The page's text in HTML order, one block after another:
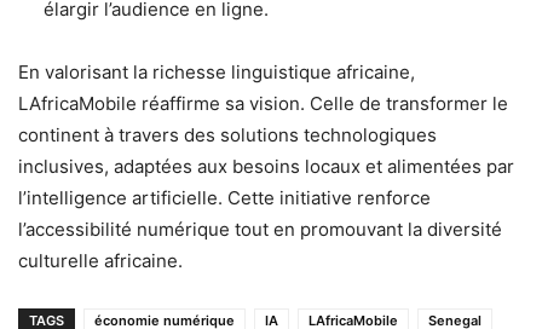
élargir l’audience en ligne.
En valorisant la richesse linguistique africaine,
LAfricaMobile réaffirme sa vision. Celle de transformer le
continent à travers des solutions technologiques
inclusives, adaptées aux besoins locaux et alimentées par
l’intelligence artificielle. Cette initiative renforce
l’accessibilité numérique tout en promouvant la diversité
culturelle africaine.
TAGS économie numérique IA LAfricaMobile Senegal